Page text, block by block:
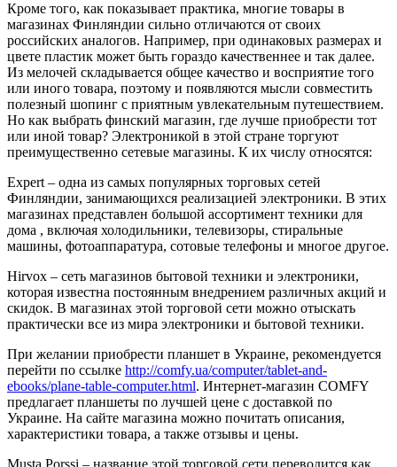
Кроме того, как показывает практика, многие товары в
магазинах Финляндии сильно отличаются от своих
российских аналогов. Например, при одинаковых размерах и
цвете пластик может быть гораздо качественнее и так далее.
Из мелочей складывается общее качество и восприятие того
или иного товара, поэтому и появляются мысли совместить
полезный шопинг с приятным увлекательным путешествием.
Но как выбрать финский магазин, где лучше приобрести тот
или иной товар? Электроникой в этой стране торгуют
преимущественно сетевые магазины. К их числу относятся:
Expert – одна из самых популярных торговых сетей
Финляндии, занимающихся реализацией электроники. В этих
магазинах представлен большой ассортимент техники для
дома , включая холодильники, телевизоры, стиральные
машины, фотоаппаратура, сотовые телефоны и многое другое.
Hirvox – сеть магазинов бытовой техники и электроники,
которая известна постоянным внедрением различных акций и
скидок. В магазинах этой торговой сети можно отыскать
практически все из мира электроники и бытовой техники.
При желании приобрести планшет в Украине, рекомендуется
перейти по ссылке http://comfy.ua/computer/tablet-and-
ebooks/plane-table-computer.html. Интернет-магазин COMFY
предлагает планшеты по лучшей цене с доставкой по
Украине. На сайте магазина можно почитать описания,
характеристики товара, а также отзывы и цены.